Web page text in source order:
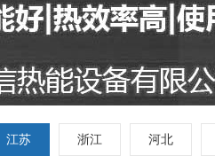
江苏 浙江 河北